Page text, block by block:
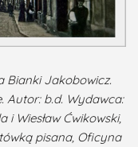
Bianki Jakobowicz.
Autor: b.d. Wydawca:
i Wiesław Ćwikowski,
pisana, Oficyna